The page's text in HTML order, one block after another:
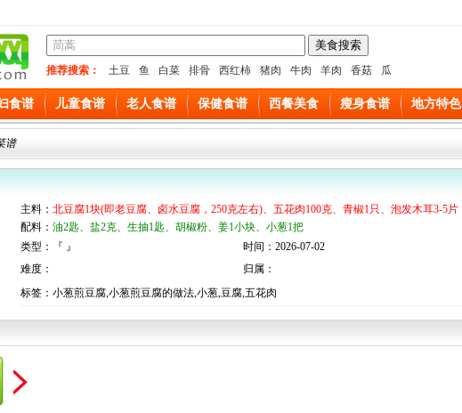
推荐搜索： 土豆 鱼 白菜 排骨 西红柿 猪肉 牛肉 羊肉 香菇 瓜
食谱 儿童食谱 老人食谱 保健食谱 西餐美食 瘦身食谱 地方特色
谱
主料： 北豆腐1块(即老豆腐、卤水豆腐，250克左右)、五花肉100克、青椒1只、泡发木耳3-5片
配料： 油2匙、盐2克、生抽1匙、胡椒粉、姜1小块、小葱1把
类型：『 』
时间：2026-07-02
难度：
归属：
标签：小葱煎豆腐,小葱煎豆腐的做法,小葱,豆腐,五花肉